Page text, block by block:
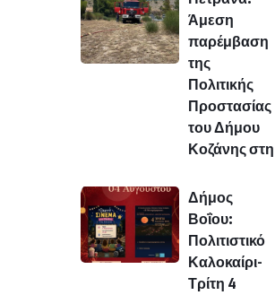
Άμεση
παρέμβαση
της
Πολιτικής
Προστασίας
του Δήμου
Κοζάνης στη
Δήμος
Βοΐου:
Πολιτιστικό
Καλοκαίρι-
Τρίτη 4